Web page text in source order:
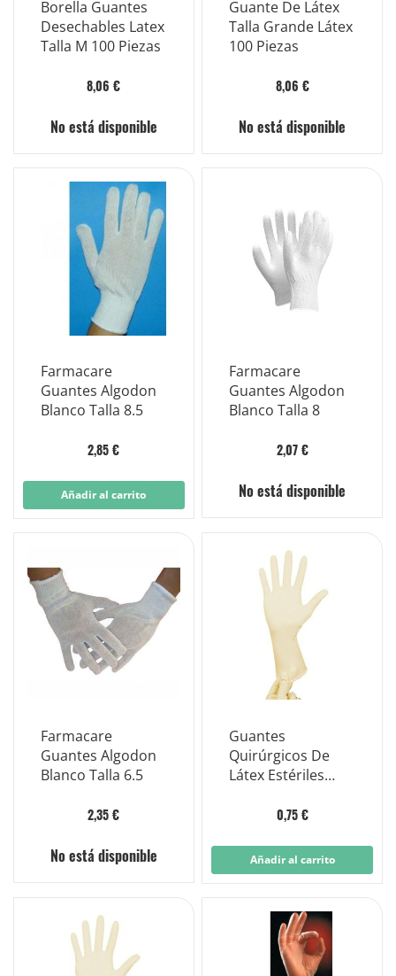
Borella Guantes
Desechables Latex
Talla M 100 Piezas
8,06 €
No está disponible
Guante De Látex
Talla Grande Látex
100 Piezas
8,06 €
No está disponible
Farmacare
Guantes Algodon
Blanco Talla 8.5
2,85 €
Añadir al carrito
Farmacare
Guantes Algodon
Blanco Talla 8
2,07 €
No está disponible
Farmacare
Guantes Algodon
Blanco Talla 6.5
2,35 €
No está disponible
Guantes
Quirúrgicos De
Látex Estériles
0,75 €
Añadir al carrito